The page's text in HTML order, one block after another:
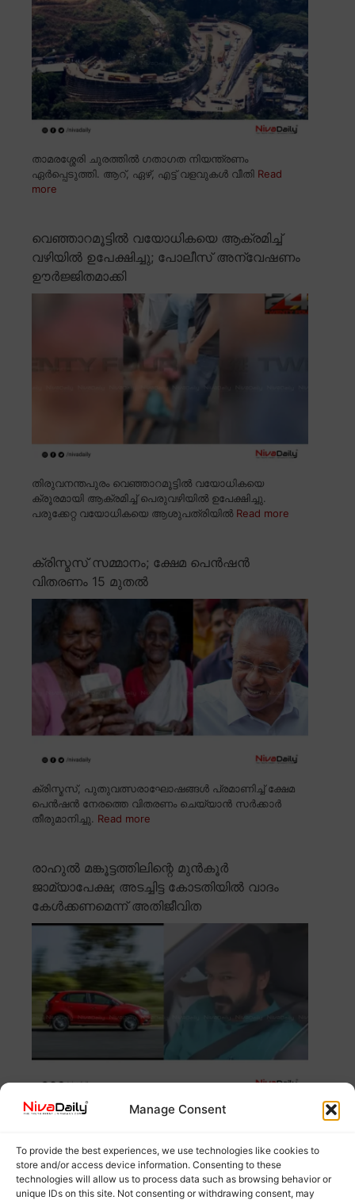
Manage Consent
To provide the best experiences, we use technologies like cookies to
store and/or access device information. Consenting to these
technologies will allow us to process data such as browsing behavior or
unique IDs on this site. Not consenting or withdrawing consent, may
താമരശ്ശേരി ചുരത്തിൽ ഗതാഗത നിയന്ത്രണം
ഏർപ്പെടുത്തി. ആറ്, ഏഴ്, എട്ട് വളവുകൾ വീതി Read
more
വെഞ്ഞാറമൂട്ടിൽ വയോധികയെ ആക്രമിച്ച്
വഴിയിൽ ഉപേക്ഷിച്ചു; പോലീസ് അന്വേഷണം
ഊർജ്ജിതമാക്കി
തിരുവനന്തപുരം വെഞ്ഞാറമൂട്ടിൽ വയോധികയെ
ക്രൂരമായി ആക്രമിച്ച് പെരുവഴിയിൽ ഉപേക്ഷിച്ചു.
പരുക്കേറ്റ വയോധികയെ ആശുപത്രിയിൽ Read more
ക്രിസ്മസ് സമ്മാനം; ക്ഷേമ പെൻഷൻ
വിതരണം 15 മുതൽ
ക്രിസ്മസ്, പുതുവത്സരാഘോഷങ്ങൾ പ്രമാണിച്ച് ക്ഷേമ
പെൻഷൻ നേരത്തെ വിതരണം ചെയ്യാൻ സർക്കാർ
തീരുമാനിച്ചു. Read more
രാഹുൽ മങ്കൂട്ടത്തിലിന്റെ മുൻകൂർ
ജാമ്യാപേക്ഷ; അടച്ചിട്ട കോടതിയിൽ വാദം
കേൾക്കണമെന്ന് അതിജീവിത
ബലാത്സംഗ കേസിൽ രാഹുൽ മങ്കൂട്ടത്തിലിന്റെ മുൻകൂർ
കെൽട്രോണിൽ മാധ്യമ പഠനത്തിന്